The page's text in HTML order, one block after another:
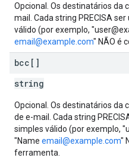
Opcional. Os destinatários da
mail. Cada string PRECISA
válido (por exemplo,
email@example.com" NÃO é
bcc[]
string
Opcional. Os destinatários da
de e-mail. Cada string
simples válido (por exemplo,
"Name email@example.com"
ferramenta.